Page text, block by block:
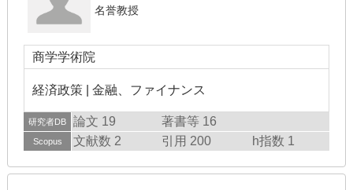
名誉教授
商学学術院
経済政策 | 金融、ファイナンス
研究者DB 論文 19 著書等 16
Scopus 文献数 2 引用 200 h指数 1